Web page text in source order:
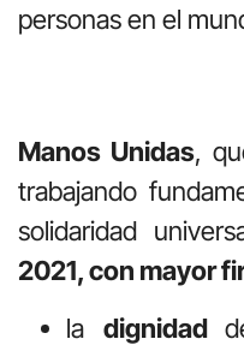
personas en el
Manos Unidas,
trabajando
solidaridad
2021, con mayor
la dignidad